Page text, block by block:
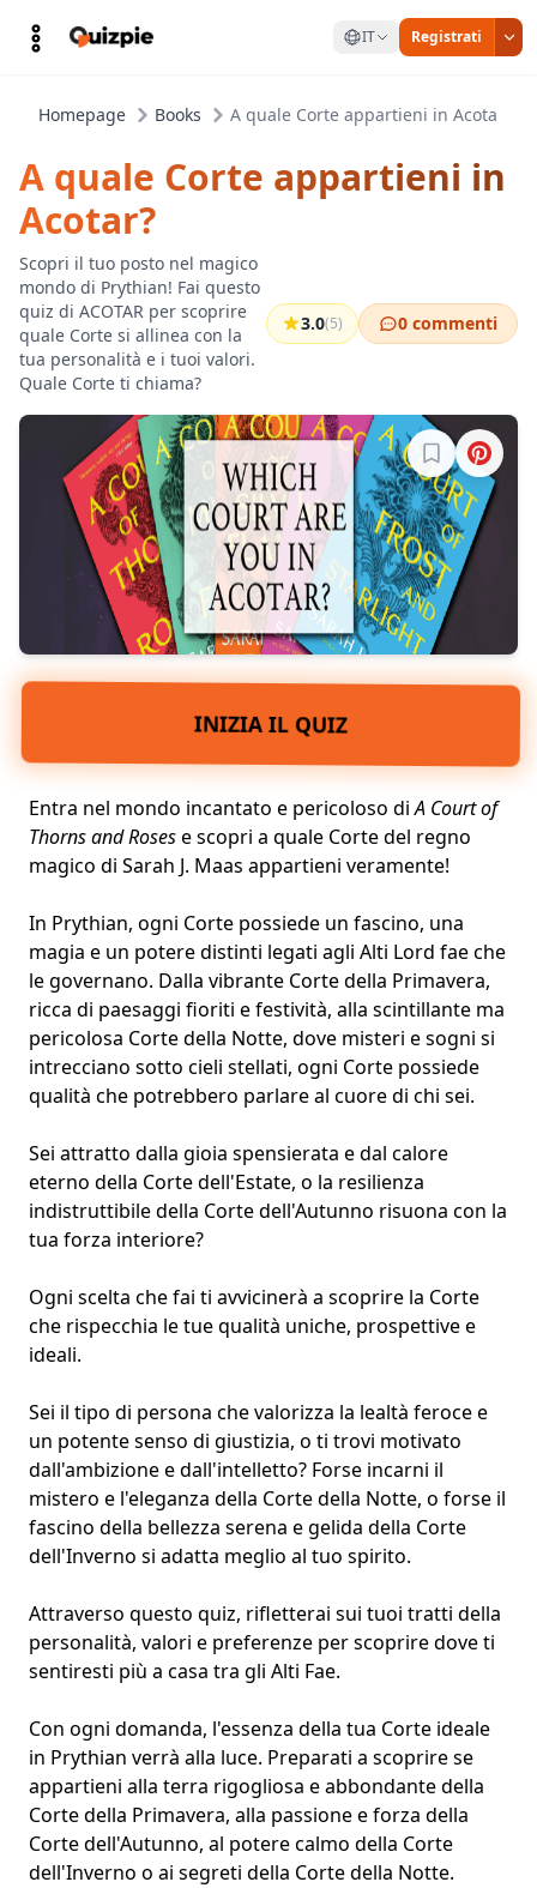
IT Registrati
Homepage Books A quale Corte appartieni in Acotar?
A quale Corte appartieni in
Acotar?
Scopri il tuo posto nel magico
mondo di Prythian! Fai questo
quiz di ACOTAR per scoprire
quale Corte si allinea con la
tua personalità e i tuoi valori.
Quale Corte ti chiama?
3.0(5) 0 commenti
Accedi per
INIZIA IL QUIZ
Entra nel mondo incantato e pericoloso diA Court of
Thorns and Rosese scopri a quale Corte del regno
magico di Sarah J. Maas appartieni veramente!
In Prythian, ogni Corte possiede un fascino, una
magia e un potere distinti legati agli Alti Lord fae che
le governano. Dalla vibrante Corte della Primavera,
ricca di paesaggi fioriti e festività, alla scintillante ma
pericolosa Corte della Notte, dove misteri e sogni si
intrecciano sotto cieli stellati, ogni Corte possiede
qualità che potrebbero parlare al cuore di chi sei.
Sei attratto dalla gioia spensierata e dal calore
eterno della Corte dell'Estate, o la resilienza
indistruttibile della Corte dell'Autunno risuona con la
tua forza interiore?
Ogni scelta che fai ti avvicinerà a scoprire la Corte
che rispecchia le tue qualità uniche, prospettive e
ideali.
Sei il tipo di persona che valorizza la lealtà ferocee
un potente senso di giustizia, o ti trovi motivato
dall'ambizione e dall'intelletto? Forse incarni il
mistero e l'eleganza della Corte della Notte, o forse il
fascino della bellezza serena e gelida della Corte
dell'Inverno si adatta meglio al tuo spirito.
Attraverso questo quiz, rifletterai sui tuoi tratti della
personalità, valori e preferenze per scoprire dove ti
sentiresti più a casa tra gli Alti Fae.
Con ogni domanda, l'essenza della tua Corte ideale
in Prythian verrà alla luce. Preparati a scoprire se
appartieni alla terra rigogliosa e abbondante della
Corte della Primavera, alla passione e forza della
Corte dell'Autunno, al potere calmo della Corte
dell'Inverno o ai segreti della Corte della Notte.